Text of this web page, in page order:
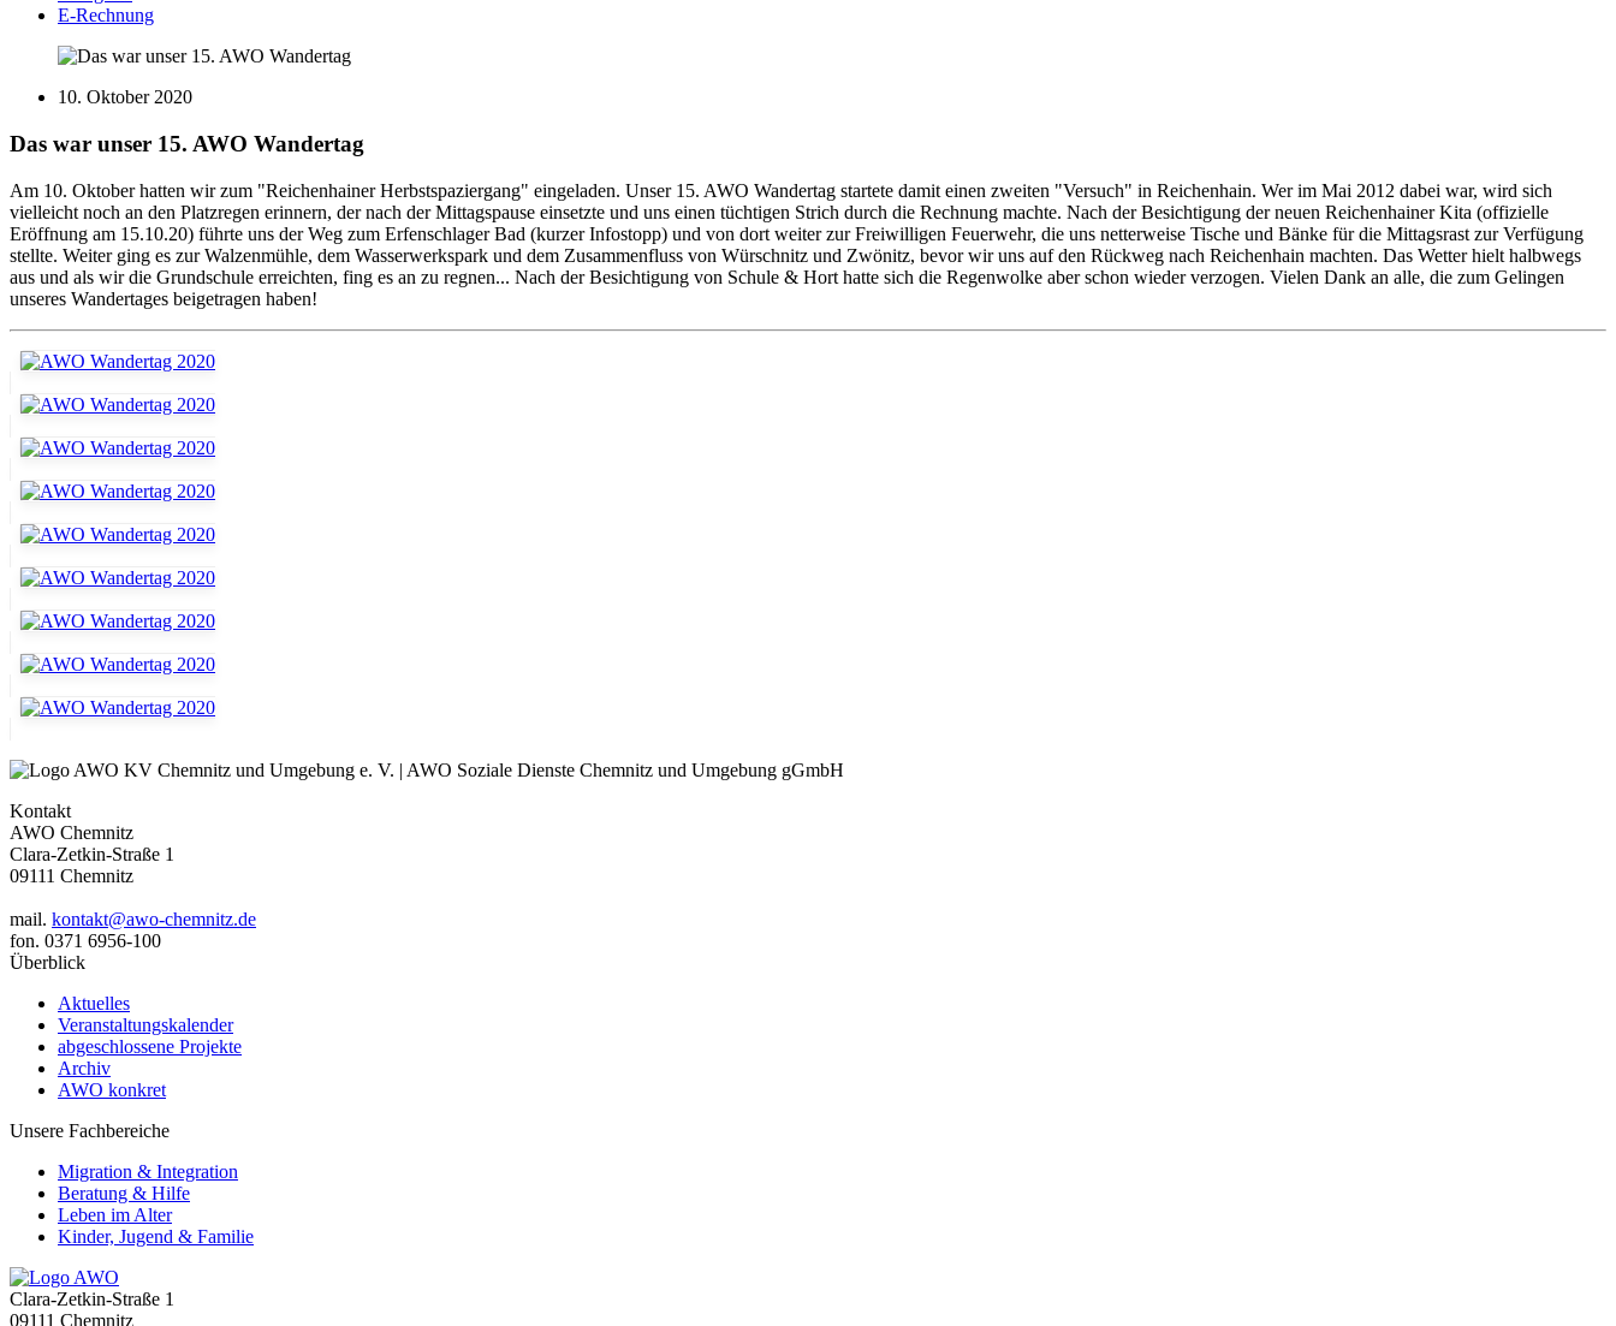
E-Rechnung
10. Oktober 2020
Das war unser 15. AWO Wandertag
Am 10. Oktober hatten wir zum "Reichenhainer Herbstspaziergang" eingeladen. Unser 15. AWO Wandertag startete damit einen zweiten "Versuch" in Reichenhain. Wer im Mai 2012 dabei war, wird sich
vielleicht noch an den Platzregen erinnern, der nach der Mittagspause einsetzte und uns einen tüchtigen Strich durch die Rechnung machte. Nach der Besichtigung der neuen Reichenhainer Kita (offizielle
Eröffnung am 15.10.20) führte uns der Weg zum Erfenschlager Bad (kurzer Infostopp) und von dort weiter zur Freiwilligen Feuerwehr, die uns netterweise Tische und Bänke für die Mittagsrast zur Verfügung
stellte. Weiter ging es zur Walzenmühle, dem Wasserwerkspark und dem Zusammenfluss von Würschnitz und Zwönitz, bevor wir uns auf den Rückweg nach Reichenhain machten. Das Wetter hielt halbwegs
aus und als wir die Grundschule erreichten, fing es an zu regnen... Nach der Besichtigung von Schule & Hort hatte sich die Regenwolke aber schon wieder verzogen. Vielen Dank an alle, die zum Gelingen
unseres Wandertages beigetragen haben!
Kontakt
AWO Chemnitz
Clara-Zetkin-Straße 1
09111 Chemnitz
mail. kontakt@awo-chemnitz.de
fon. 0371 6956-100
Überblick
Aktuelles
Veranstaltungskalender
abgeschlossene Projekte
Archiv
AWO konkret
Unsere Fachbereiche
Migration & Integration
Beratung & Hilfe
Leben im Alter
Kinder, Jugend & Familie
Clara-Zetkin-Straße 1
09111 Chemnitz